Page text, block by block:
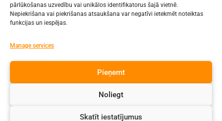
pārlūkošanas uzvedību vai unikālos identifikatorus šajā vietnē.
Nepiekrišana vai piekrišanas atsaukšana var negatīvi ietekmēt noteiktas
funkcijas un iespējas.
Manage services
Pieņemt
Noliegt
Skatīt iestatījumus
Reģ. Nr. 2713903513 (IZM)
Daugavpils valstspilsētas pašvaldība 90000077325
tālr. Direktors: 65423030,
Lietvedis: 65421923
Visas tiesības aizsargātas